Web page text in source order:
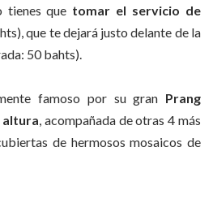
tienes que tomar el servicio de
que te dejará justo delante de la
50 bahts).
famoso por su gran Prang
altura, acompañada de otras 4 más
de hermosos mosaicos de